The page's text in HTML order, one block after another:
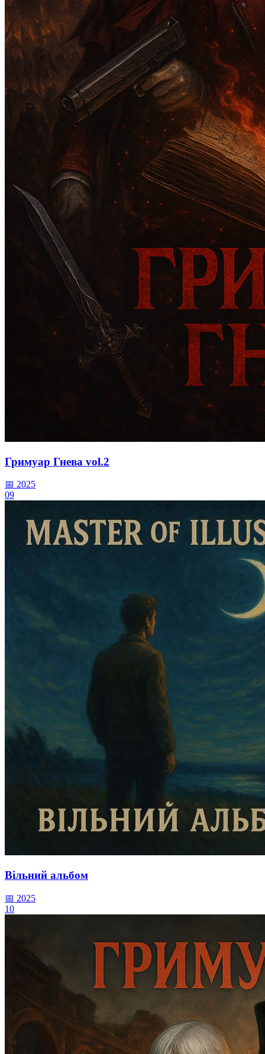
Гримуар Гнева vol.2
📅 2025
09
Вільний альбом
📅 2025
10